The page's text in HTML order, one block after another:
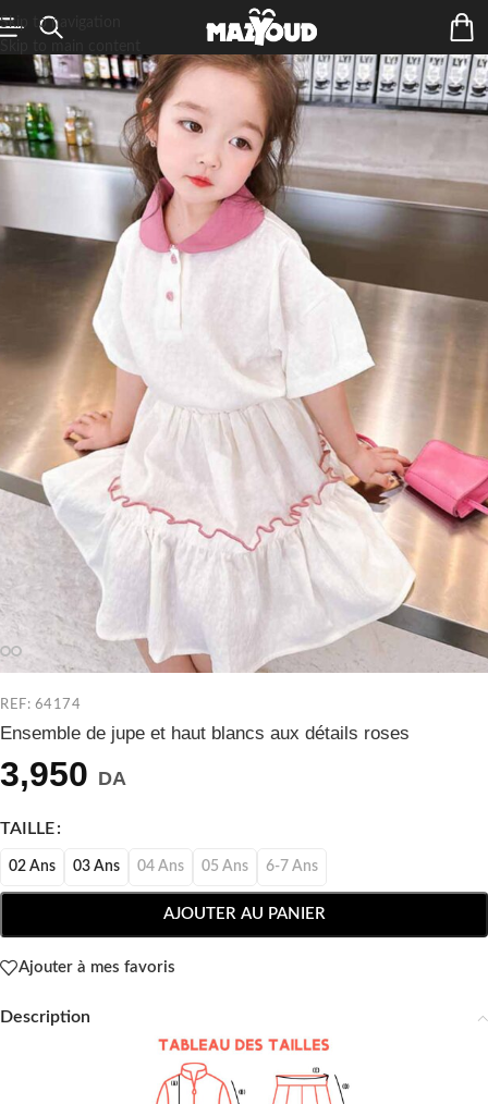
Skip to navigation
REF: 64174
Ensemble de jupe et haut blancs aux détails roses
3,950 DA
TAILLE
02 Ans 03 Ans 04 Ans 05 Ans 6-7 Ans
AJOUTER AU PANIER
Ajouter à mes favoris
Description